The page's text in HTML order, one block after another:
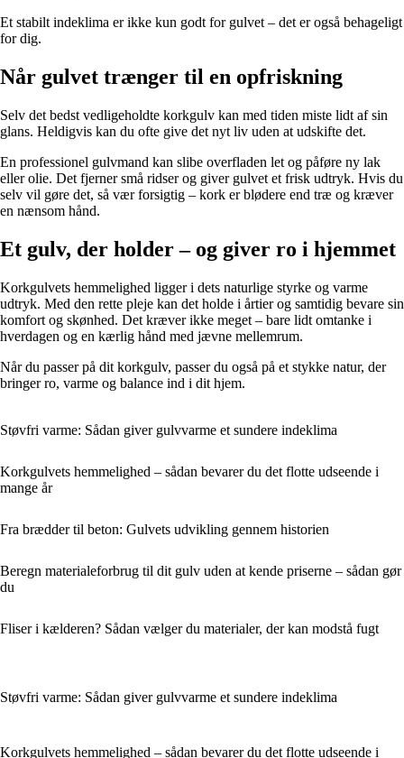
Et stabilt indeklima er ikke kun godt for gulvet – det er også behageligt
for dig.
Når gulvet trænger til en opfriskning
Selv det bedst vedligeholdte korkgulv kan med tiden miste lidt af sin
glans. Heldigvis kan du ofte give det nyt liv uden at udskifte det.
En professionel gulvmand kan slibe overfladen let og påføre ny lak
eller olie. Det fjerner små ridser og giver gulvet et frisk udtryk. Hvis du
selv vil gøre det, så vær forsigtig – kork er blødere end træ og kræver
en nænsom hånd.
Et gulv, der holder – og giver ro i hjemmet
Korkgulvets hemmelighed ligger i dets naturlige styrke og varme
udtryk. Med den rette pleje kan det holde i årtier og samtidig bevare sin
komfort og skønhed. Det kræver ikke meget – bare lidt omtanke i
hverdagen og en kærlig hånd med jævne mellemrum.
Når du passer på dit korkgulv, passer du også på et stykke natur, der
bringer ro, varme og balance ind i dit hjem.
Støvfri varme: Sådan giver gulvvarme et sundere indeklima
Korkgulvets hemmelighed – sådan bevarer du det flotte udseende i
mange år
Fra brædder til beton: Gulvets udvikling gennem historien
Beregn materialeforbrug til dit gulv uden at kende priserne – sådan gør
du
Fliser i kælderen? Sådan vælger du materialer, der kan modstå fugt
Støvfri varme: Sådan giver gulvvarme et sundere indeklima
Korkgulvets hemmelighed – sådan bevarer du det flotte udseende i